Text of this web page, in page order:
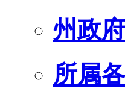
州政
所属